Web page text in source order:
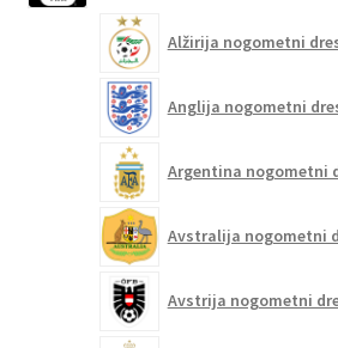
Alžirija nogometni
Anglija nogometni
Argentina nogometni
Avstralija nogometni
Avstrija nogometni